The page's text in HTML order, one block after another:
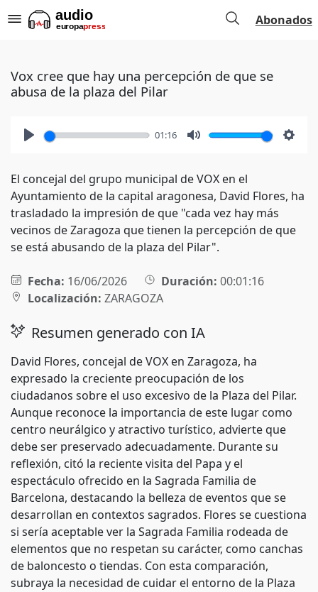
Abonados
Vox cree que hay una percepción de que se
abusa de la plaza del Pilar
01:16
El concejal del grupo municipal de VOX en el
Ayuntamiento de la capital aragonesa, David Flores, ha
trasladado la impresión de que "cada vez hay más
vecinos de Zaragoza que tienen la percepción de que
se está abusando de la plaza del Pilar".
Fecha: 16/06/2026 Duración: 00:01:16
Localización: ZARAGOZA
Resumen generado con IA
David Flores, concejal de VOX en Zaragoza, ha
expresado la creciente preocupación de los
ciudadanos sobre el uso excesivo de la Plaza del Pilar.
Aunque reconoce la importancia de este lugar como
centro neurálgico y atractivo turístico, advierte que
debe ser preservado adecuadamente. Durante su
reflexión, citó la reciente visita del Papa y el
espectáculo ofrecido en la Sagrada Familia de
Barcelona, destacando la belleza de eventos que se
desarrollan en contextos sagrados. Flores se cuestiona
si sería aceptable ver la Sagrada Familia rodeada de
elementos que no respetan su carácter, como canchas
de baloncesto o tiendas. Con esta comparación,
subraya la necesidad de cuidar el entorno de la Plaza